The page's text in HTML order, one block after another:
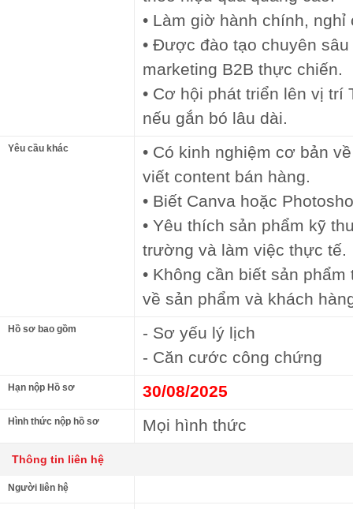
• Làm giờ hành chính, nghỉ
• Được đào tạo chuyên
marketing B2B thực chiến.
• Cơ hội phát triển lên vị
nếu gắn bó lâu dài.
Yêu cầu khác
• Có kinh nghiệm cơ bản
viết content bán hàng.
• Biết Canva hoặc
• Yêu thích sản phẩm kỹ
trường và làm việc thực tế.
• Không cần biết sản
về sản phẩm và khách
Hồ sơ bao gồm
- Sơ yếu lý lịch
- Căn cước công chứng
Hạn nộp Hồ sơ 30/08/2025
Hình thức nộp hồ sơ Mọi hình thức
Thông tin liên hệ
Người liên hệ